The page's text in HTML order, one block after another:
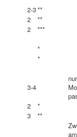
2-3**
2
**
2
***
*
*
3-4
2
*
3
**